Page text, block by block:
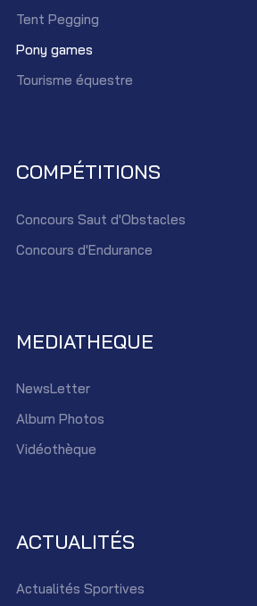
Tent Pegging
Pony games
Tourisme équestre
COMPÉTITIONS
Concours Saut d'Obstacles
Concours d'Endurance
MEDIATHEQUE
NewsLetter
Album Photos
Vidéothèque
ACTUALITÉS
Actualités Sportives